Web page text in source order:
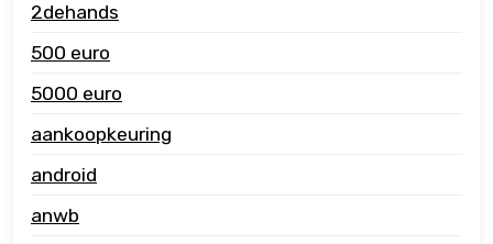
2dehands
500 euro
5000 euro
aankoopkeuring
android
anwb